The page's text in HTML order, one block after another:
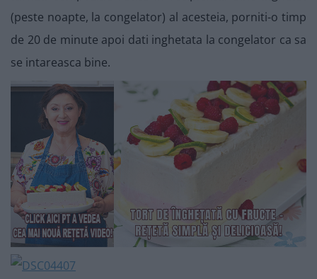
(peste noapte, la congelator) al acesteia, porniti-o timp
de 20 de minute apoi dati inghetata la congelator ca sa
se intareasca bine.